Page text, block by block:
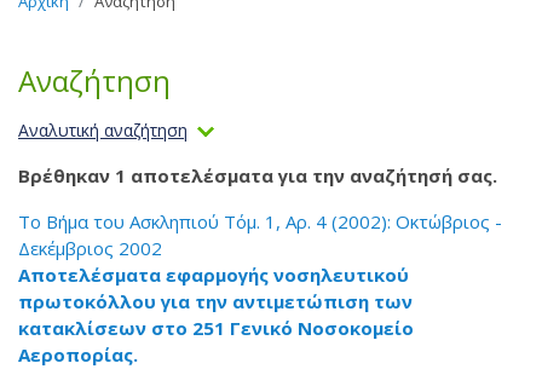
Αναζήτηση
Αναλυτική αναζήτηση
Βρέθηκαν 1 αποτελέσματα για την αναζήτησή σας.
Το Βήμα του Ασκληπιού Τόμ. 1, Αρ. 4 (2002): Οκτώβριος -
Δεκέμβριος 2002
Αποτελέσματα εφαρμογής νοσηλευτικού
πρωτοκόλλου για την αντιμετώπιση των
κατακλίσεων στο 251 Γενικό Νοσοκομείο
Αεροπορίας.